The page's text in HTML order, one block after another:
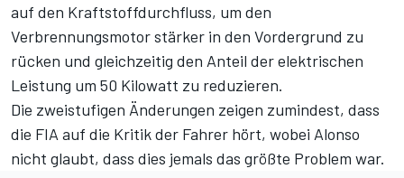
auf den Kraftstoffdurchfluss, um den
Verbrennungsmotor stärker in den Vordergrund zu
rücken und gleichzeitig den Anteil der elektrischen
Leistung um 50 Kilowatt zu reduzieren.
Die zweistufigen Änderungen zeigen zumindest, dass
die FIA auf die Kritik der Fahrer hört, wobei Alonso
nicht glaubt, dass dies jemals das größte Problem war.